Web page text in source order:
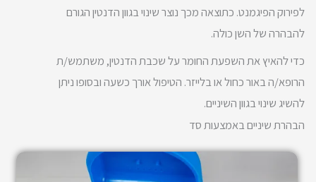
לפירוק הפיגמנט. כתוצאה מכך נוצר שינוי בגוון הדנטין הגורם
להבהרה של השן כולה.
כדי להאיץ את השפעת החומר על שכבת הדנטין, משתמש/ת
הרופא/ה באור כחול או בלייזר. הטיפול אורך כשעה ובסופו ניתן
להשיג שינוי בגוון השיניים.
הבהרת שיניים באמצעות סד